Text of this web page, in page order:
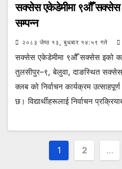
सक्सेस एकेडेमीमा ९औँ सक्सेस
सम्पन्न
२०८३ जेष्ठ १३, बुधबार १४:५९ गते
सक्सेस एकेडेमीमा ९औँ सक्सेस इको
तुलसीपुर–९, बेलुवा, दाङस्थित
क्लब को निर्वाचन कार्यक्रम
छ। विद्यार्थीहरूलाई निर्वाचन
Posts
1 2 …